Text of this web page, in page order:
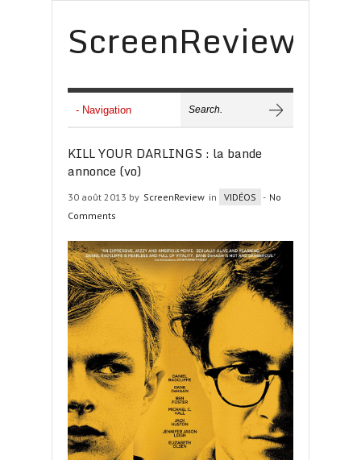
ScreenReview
KILL YOUR DARLINGS : la bande
annonce (vo)
30 août 2013 by ScreenReview in VIDÉOS - No
Comments